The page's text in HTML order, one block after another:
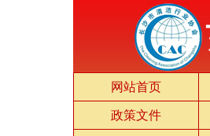
网站首页
政策文件